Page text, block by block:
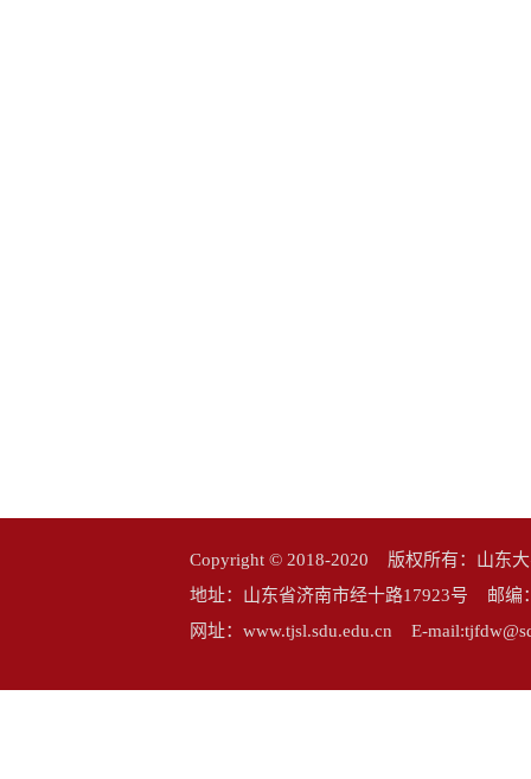
Copyright © 2018-2020 版权所有：山东
地址：山东省济南市经十路17923号 邮
网址：www.tjsl.sdu.edu.cn E-